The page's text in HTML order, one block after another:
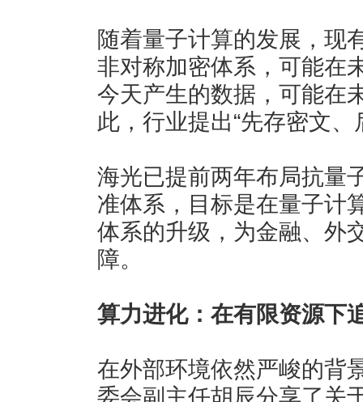
随着量子计算的发展，现
非对称加密体系，可能在
今天产生的数据，可能在
此，行业提出“先存密文
海光已提前两年布局抗量
准体系，目标是在量子计
体系的升级，为金融、外
障。
算力进化：在有限资源下
在外部环境依然严峻的背
委会副主任胡辰分享了关